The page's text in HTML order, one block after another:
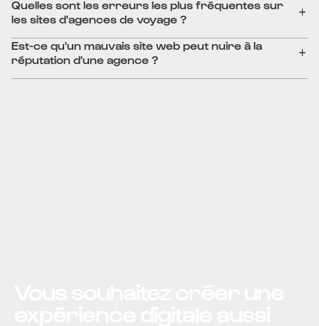
Quelles sont les erreurs les plus fréquentes sur
les sites d'agences de voyage ?
Est-ce qu'un mauvais site web peut nuire à la
réputation d'une agence ?